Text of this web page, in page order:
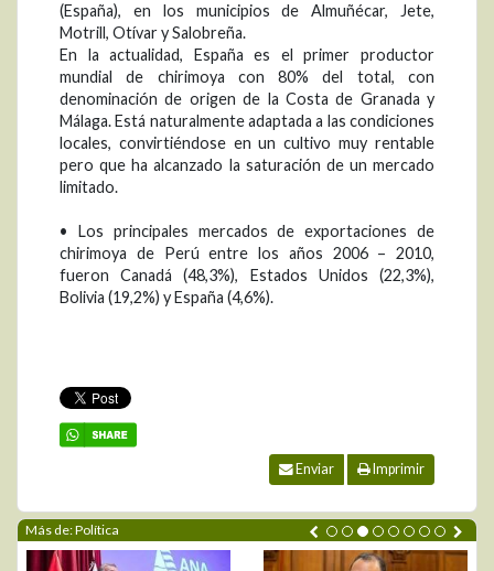
(España), en los municipios de Almuñécar, Jete,
Motrill, Otívar y Salobreña.
En la actualidad, España es el primer productor
mundial de chirimoya con 80% del total, con
denominación de origen de la Costa de Granada y
Málaga. Está naturalmente adaptada a las condiciones
locales, convirtiéndose en un cultivo muy rentable
pero que ha alcanzado la saturación de un mercado
limitado.
• Los principales mercados de exportaciones de
chirimoya de Perú entre los años 2006 – 2010,
fueron Canadá (48,3%), Estados Unidos (22,3%),
Bolivia (19,2%) y España (4,6%).
Enviar Imprimir
Más de: Política